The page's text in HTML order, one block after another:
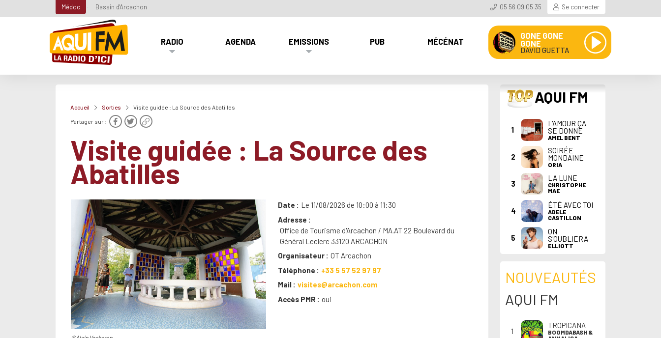
Médoc Bassin d'Arcachon 05 56 09 05 35 Se connecter
RADIO AGENDA EMISSIONS PUB MÉCÉNAT
GONE GONE
GONE
DAVID GUETTA
Accueil Sorties Visite guidée : La Source des Abatilles
Partager sur :
Visite guidée : La Source des
Abatilles
Date
Le 11/08/2026 de 10:00 à 11:30
Adresse
Office de Tourisme d'Arcachon / MA.AT 22 Boulevard du
Général Leclerc 33120 ARCACHON
Organisateur
OT Arcachon
Téléphone
+33 5 57 52 97 97
Mail
visites@arcachon.com
Accès PMR
oui
TOP AQUI FM
1
L'AMOUR ÇA
SE DONNE
AMEL BENT
2
SOIRÉE
MONDAINE
ORIA
3
LA LUNE
CHRISTOPHE
MAE
4
ÉTÉ AVEC TOI
ADELE
CASTILLON
5
ON
S'OUBLIERA
ELLIOTT
NOUVEAUTÉS
AQUI FM
1
TROPICANA
BOOMDABASH &